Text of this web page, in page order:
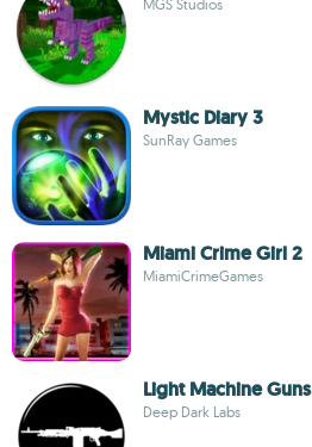
MGS Studios
Mystic Diary 3
SunRay Games
Miami Crime Girl 2
MiamiCrimeGames
Light Machine Guns
Deep Dark Labs